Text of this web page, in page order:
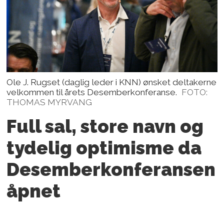
Ole J. Rugset (daglig leder i KNN) ønsket deltakerne
velkommen til årets Desemberkonferanse. FOTO:
THOMAS MYRVANG
Full sal, store navn og
tydelig optimisme da
Desemberkonferansen
åpnet